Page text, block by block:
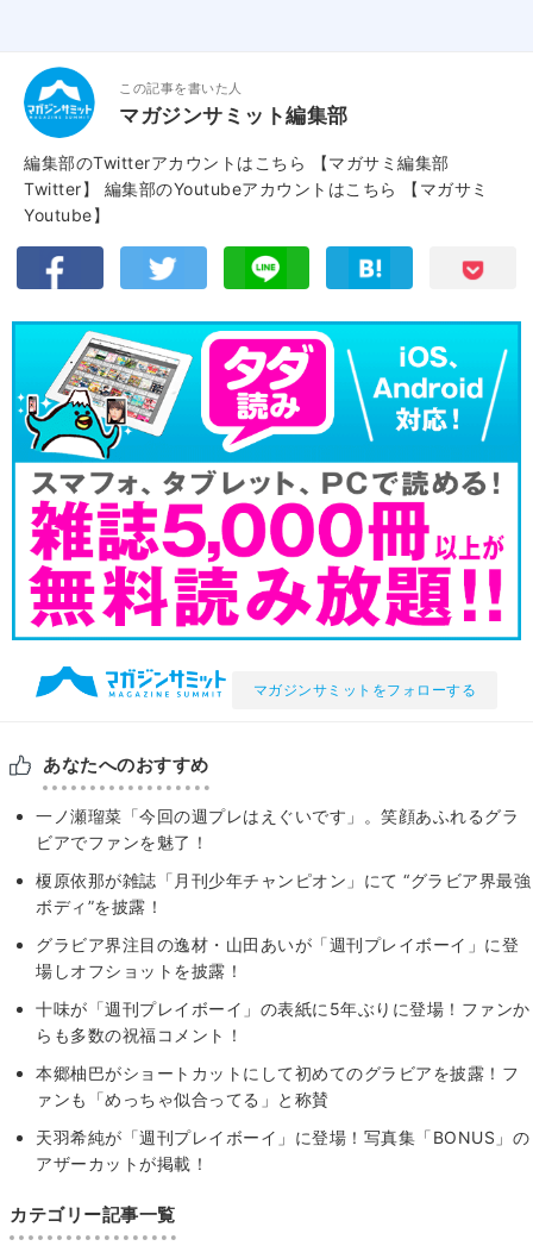
この記事を書いた人
マガジンサミット編集部
編集部のTwitterアカウントはこちら
【マガサミ編集部
Twitter】
編集部のYoutubeアカウントはこちら
【マガサミ
Youtube】
マガジンサミットをフォローする
あなたへのおすすめ
一ノ瀬瑠菜「今回の週プレはえぐいです」。笑顔あふれるグラ
ビアでファンを魅了！
榎原依那が雑誌「月刊少年チャンピオン」にて “グラビア界最強
ボディ”を披露！
グラビア界注目の逸材・山田あいが「週刊プレイボーイ」に登
場しオフショットを披露！
十味が「週刊プレイボーイ」の表紙に5年ぶりに登場！ファンか
らも多数の祝福コメント！
本郷柚巴がショートカットにして初めてのグラビアを披露！フ
ァンも「めっちゃ似合ってる」と称賛
天羽希純が「週刊プレイボーイ」に登場！写真集「BONUS」の
アザーカットが掲載！
カテゴリー記事一覧